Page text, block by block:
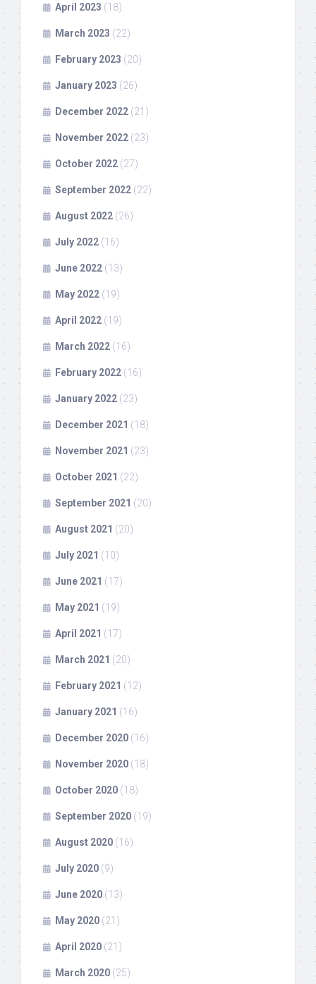
April 2023 (18)
March 2023 (22)
February 2023 (20)
January 2023 (26)
December 2022 (21)
November 2022 (23)
October 2022 (27)
September 2022 (22)
August 2022 (26)
July 2022 (16)
June 2022 (13)
May 2022 (19)
April 2022 (19)
March 2022 (16)
February 2022 (16)
January 2022 (23)
December 2021 (18)
November 2021 (23)
October 2021 (22)
September 2021 (20)
August 2021 (20)
July 2021 (10)
June 2021 (17)
May 2021 (19)
April 2021 (17)
March 2021 (20)
February 2021 (12)
January 2021 (16)
December 2020 (16)
November 2020 (18)
October 2020 (18)
September 2020 (19)
August 2020 (16)
July 2020 (9)
June 2020 (13)
May 2020 (21)
April 2020 (21)
March 2020 (25)